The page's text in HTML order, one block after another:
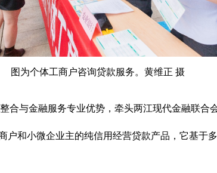
图为个体工商户咨询贷款服务。黄维正 摄
与金融服务专业优势，牵头两江现代金融联合会
和小微企业主的纯信用经营贷款产品，它基于